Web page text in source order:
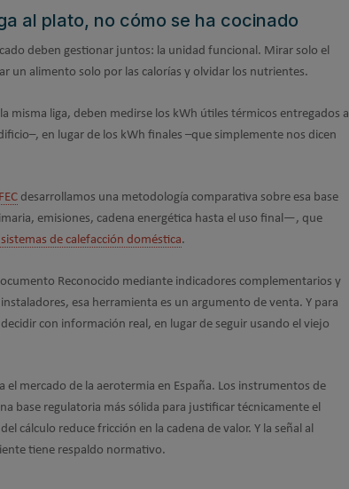
al plato, no cómo se ha cocinado
deben gestionar juntos: la unidad funcional. Mirar solo el
un alimento solo por las calorías y olvidar los nutrientes.
misma liga, deben medirse los kWh útiles térmicos entregados al
en lugar de los kWh finales –que simplemente nos dicen
desarrollamos una metodología comparativa sobre esa base
emisiones, cadena energética hasta el uso final—, que
de calefacción doméstica.
Reconocido mediante indicadores complementarios y
esa herramienta es un argumento de venta. Y para
con información real, en lugar de seguir usando el viejo
mercado de la aerotermia en España. Los instrumentos de
base regulatoria más sólida para justificar técnicamente el
cálculo reduce fricción en la cadena de valor. Y la señal al
tiene respaldo normativo.